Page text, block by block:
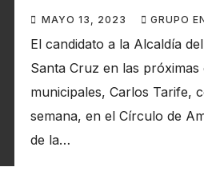
constante diálogo
MAYO 13, 2023 GRUPO
El candidato a la Alcaldía
Santa Cruz en las próximas
municipales, Carlos Tarife,
semana, en el Círculo de
de la…